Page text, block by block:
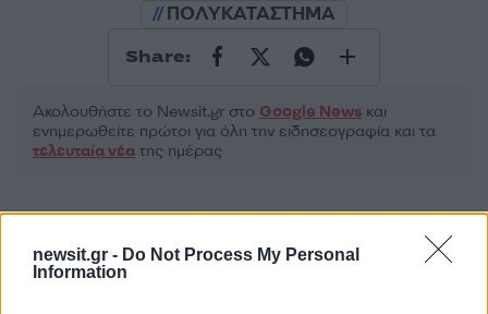
newsit.gr - Do Not Process My Personal
Information
ΠΟΛΥΚΑΤΑΣΤΗΜΑ
Share:
Ακολουθήστε το Νewsit.gr στο Google News και
ενημερωθείτε πρώτοι για όλη την ειδησεογραφία και τα
τελευταία νέα της ημέρας